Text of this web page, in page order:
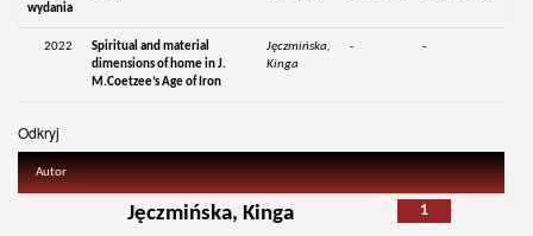
wydania
2022
Spiritual and material
dimensions of home in J.
M.Coetzee’s Age of Iron
Jęczmińska,
Kinga
- -
Odkryj
Autor
1
Jęczmińska, Kinga